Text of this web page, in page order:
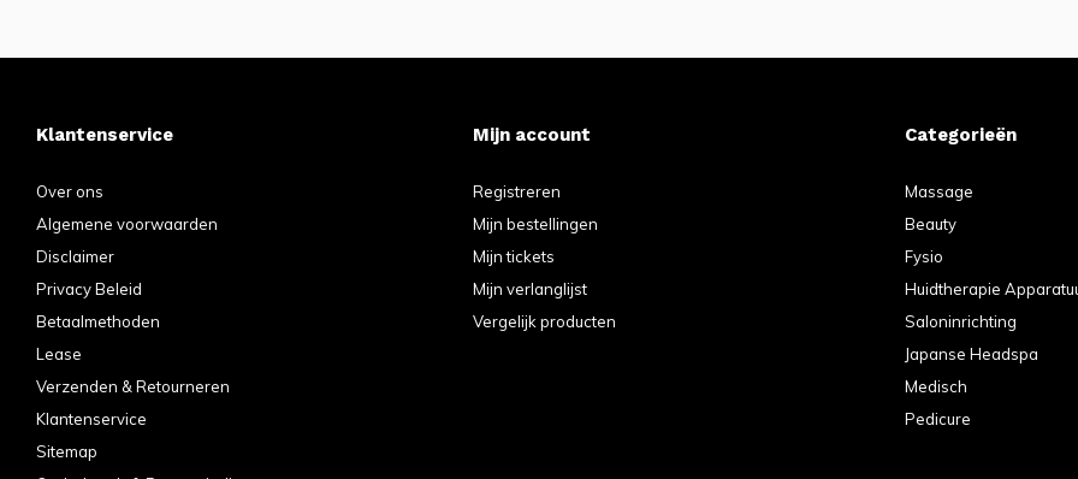
Klantenservice
Over ons
Algemene voorwaarden
Disclaimer
Privacy Beleid
Betaalmethoden
Lease
Verzenden & Retourneren
Klantenservice
Sitemap
Mijn account
Registreren
Mijn bestellingen
Mijn tickets
Mijn verlanglijst
Vergelijk producten
Categorieën
Massage
Beauty
Fysio
Huidtherapie
Saloninrichting
Japanse Headspa
Medisch
Pedicure